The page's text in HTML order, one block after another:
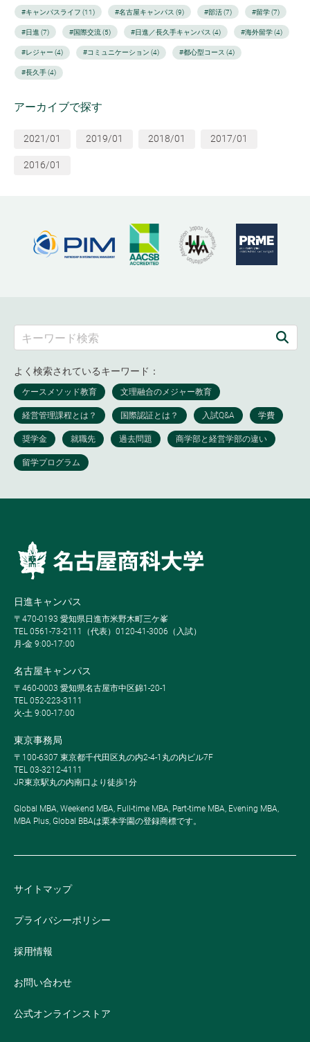
#キャンパスライフ (11) #名古屋キャンパス (9) #部活 (7) #留学 (7)
#日進 (7) #国際交流 (5) #日進／長久手キャンパス (4) #海外留学 (4)
#レジャー (4) #コミュニケーション (4) #都心型コース (4)
#長久手 (4)
アーカイブで探す
2021/01 2019/01 2018/01 2017/01
2016/01
よく検索されているキーワード：
日進キャンパス
〒470-0193 愛知県日進市米野木町三ケ峯
TEL 0561-73-2111（代表）0120-41-3006（入試）
月-金 9:00-17:00
名古屋キャンパス
〒460-0003 愛知県名古屋市中区錦1-20-1
TEL 052-223-3111
火-土 9:00-17:00
東京事務局
〒100-6307 東京都千代田区丸の内2-4-1丸の内ビル7F
TEL 03-3212-4111
JR東京駅丸の内南口より徒歩1分
Global MBA, Weekend MBA, Full-time MBA, Part-time MBA, Evening MBA,
MBA Plus, Global BBAは栗本学園の登録商標です。
サイトマップ
プライバシーポリシー
採用情報
お問い合わせ
公式オンラインストア